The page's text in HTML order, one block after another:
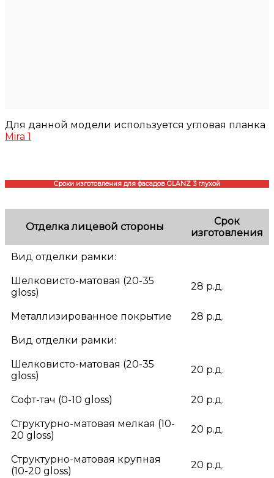
Для данной модели используется угловая планка
Mira 1
Сроки изготовления для фасадов GLANZ 3 глухой
Отделка лицевой стороны
Срок
изготовления
Вид отделки рамки:
Шелковисто-матовая (20-35
gloss)
28 р.д.
Металлизированное покрытие 28 р.д.
Вид отделки рамки:
Шелковисто-матовая (20-35
gloss)
20 р.д.
Софт-тач (0-10 gloss) 20 р.д.
Структурно-матовая мелкая (10-
20 gloss)
20 р.д.
Структурно-матовая крупная
(10-20 gloss)
20 р.д.